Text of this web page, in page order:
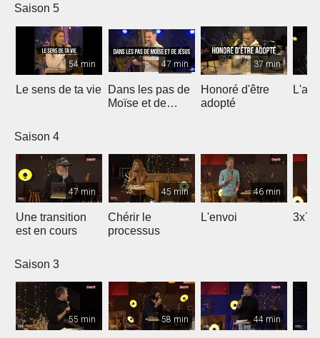
Saison 5
54 min
Le sens de ta vie
47 min
Dans les pas de
Moïse et de
37 min
Honoré d'être
adopté
Saison 4
47 min
Une transition
est en cours
45 min
Chérir le
processus
46 min
L'envoi 3x7
Saison 3
55 min 58 min 44 min